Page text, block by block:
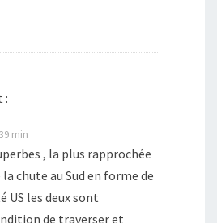
:
min
, la plus rapprochée
chute au Sud en forme de
US les deux sont
de traverser et